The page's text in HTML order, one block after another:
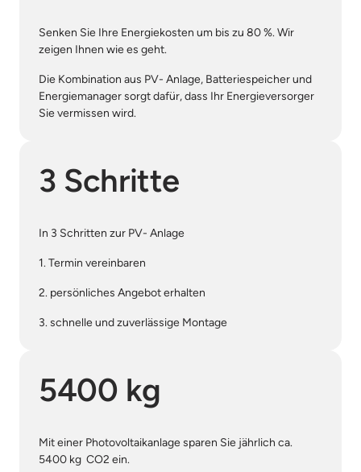
Senken Sie Ihre Energiekosten um bis zu 80 %. Wir
zeigen Ihnen wie es geht.
Die Kombination aus PV- Anlage, Batteriespeicher und
Energiemanager sorgt dafür, dass Ihr Energieversorger
Sie vermissen wird.
3 Schritte
In 3 Schritten zur PV- Anlage
1. Termin vereinbaren
2. persönliches Angebot erhalten
3. schnelle und zuverlässige Montage
5400 kg
Mit einer Photovoltaikanlage sparen Sie jährlich ca.
5400 kg  CO2 ein.